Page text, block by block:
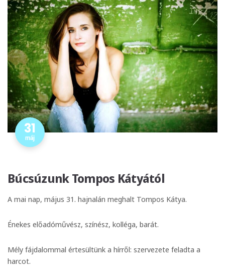
31
máj
Búcsúzunk Tompos Kátyától
A mai nap, május 31. hajnalán meghalt Tompos Kátya.
Énekes előadóművész, színész, kolléga, barát.
Mély fájdalommal értesültünk a hírről: szervezete feladta a
harcot.